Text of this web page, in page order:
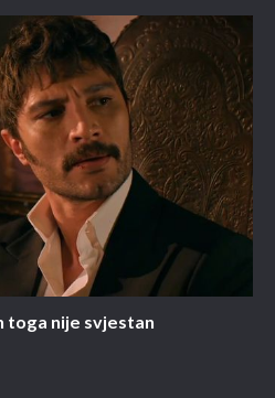
toga nije svjestan